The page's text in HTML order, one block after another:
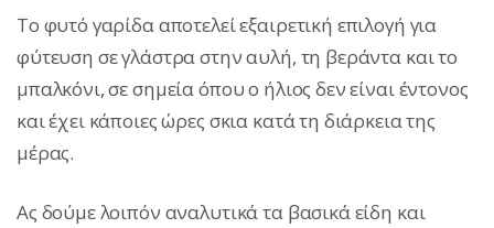
Το φυτό γαρίδα αποτελεί εξαιρετική επιλογή για
φύτευση σε γλάστρα στην αυλή, τη βεράντα και το
μπαλκόνι, σε σημεία όπου ο ήλιος δεν είναι έντονος
και έχει κάποιες ώρες σκια κατά τη διάρκεια της
μέρας.
Ας δούμε λοιπόν αναλυτικά τα βασικά είδη και